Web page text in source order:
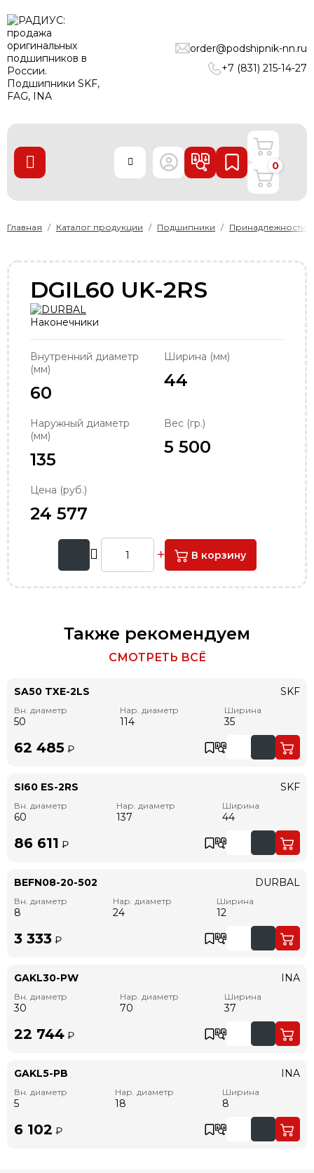
order@podshipnik-nn.ru
+7 (831) 215-14-27
ПОДШИПНИКИ
ЛИНЕЙНЫЕ ТЕХНОЛОГИИ
РЕМНИ
О нас
Доставка и оплата
+7 (831) 215-14-27
order@podshipnik-nn.ru
0
Главная Каталог продукции Подшипники Принадлежности
DGIL60 UK-2RS
Наконечники
Внутренний диаметр
(мм)
60
Ширина (мм)
44
Наружный диаметр
(мм)
135
Вес (гр.)
5 500
Цена (руб.)
24 577
В корзину
Также рекомендуем
СМОТРЕТЬ ВСЁ
SA50 TXE-2LS
Вн. диаметр
50
Нар. диаметр
114
Ширина
35
SKF
62 485 ₽
SI60 ES-2RS
Вн. диаметр
60
Нар. диаметр
137
Ширина
44
SKF
86 611 ₽
BEFN08-20-502
Вн. диаметр
8
Нар. диаметр
24
Ширина
12
DURBAL
3 333 ₽
GAKL30-PW
Вн. диаметр
30
Нар. диаметр
70
Ширина
37
INA
22 744 ₽
GAKL5-PB
Вн. диаметр
5
Нар. диаметр
18
Ширина
8
INA
6 102 ₽